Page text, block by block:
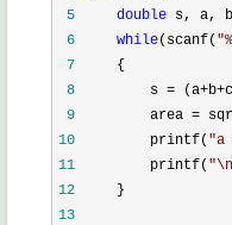
5
double
6
while(scanf( "
7
8
s =
9
area =
10
         printf(
"a
11
         printf(
"\n
12
13